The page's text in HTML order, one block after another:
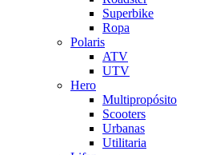
Superbike
Ropa
Polaris
ATV
UTV
Hero
Multipropósito
Scooters
Urbanas
Utilitaria